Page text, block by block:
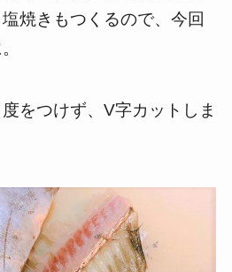
焼きもつくるので、今回
をつけず、V字カットしま